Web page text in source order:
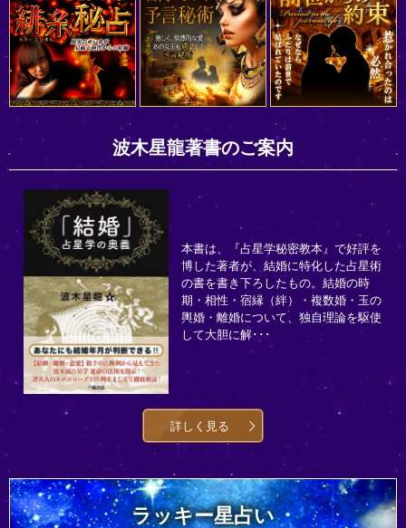
波木星龍著書のご案内
本書は、『占星学秘密教本』で好評を
博した著者が、結婚に特化した占星術
の書を書き下ろしたもの。結婚の時
期・相性・宿縁（絆）・複数婚・玉の
輿婚・離婚について、独自理論を駆使
して大胆に解･･･
詳しく見る
ラッキー星占い